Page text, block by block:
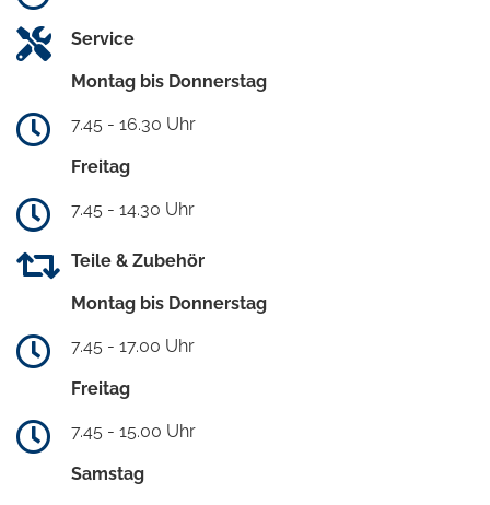
Service
Montag bis Donnerstag
7.45 - 16.30 Uhr
Freitag
7.45 - 14.30 Uhr
Teile & Zubehör
Montag bis Donnerstag
7.45 - 17.00 Uhr
Freitag
7.45 - 15.00 Uhr
Samstag